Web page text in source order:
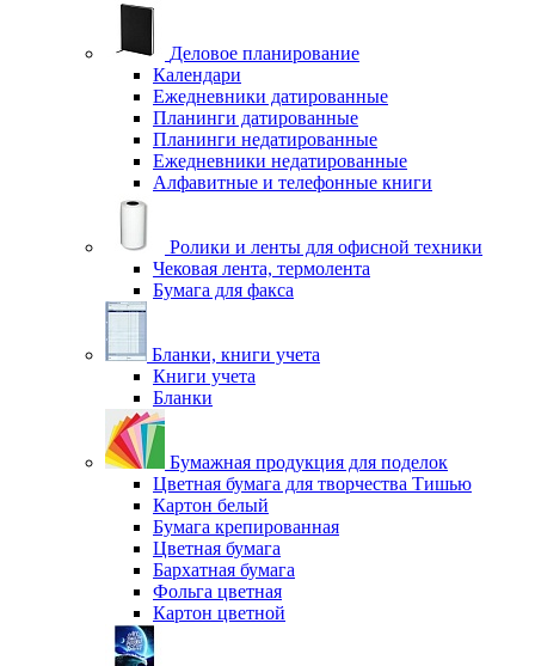
Деловое планирование
Календари
Ежедневники датированные
Планинги датированные
Планинги недатированные
Ежедневники недатированные
Алфавитные и телефонные книги
Ролики и ленты для офисной техники
Чековая лента, термолента
Бумага для факса
Бланки, книги учета
Книги учета
Бланки
Бумажная продукция для поделок
Цветная бумага для творчества Тишью
Картон белый
Бумага крепированная
Цветная бумага
Бархатная бумага
Фольга цветная
Картон цветной